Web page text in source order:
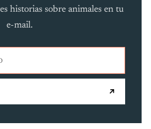
historias sobre animales en tu
e-mail.
↗